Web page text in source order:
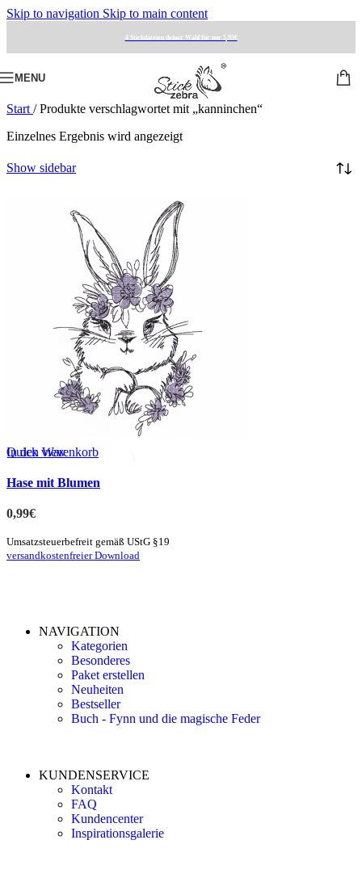
Skip to navigation Skip to main content
4 Stickdateien deiner Wahl für nur 5,95€
MENU
Start / Produkte verschlagwortet mit „kanninchen“
Einzelnes Ergebnis wird angezeigt
Show sidebar
Quick view
In den Warenkorb
Hase mit Blumen
0,99€
Umsatzsteuerbefreit gemäß UStG §19
versandkostenfreier Download
NAVIGATION
Kategorien
Besonderes
Paket erstellen
Neuheiten
Bestseller
Buch - Fynn und die magische Feder
KUNDENSERVICE
Kontakt
FAQ
Kundencenter
Inspirationsgalerie